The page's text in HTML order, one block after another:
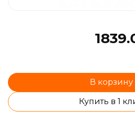
В корзину
Купить в 1